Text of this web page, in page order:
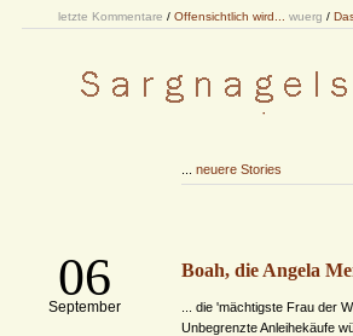
letzte Kommentare / Offensichtlich wird... wuerg /
neuere Stories
06
September
Boah, die Angela
... die 'mächtigste Frau der
Unbegrenzte Anleihekäufe